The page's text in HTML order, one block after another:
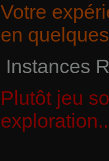
Votre
en
Instances
Plutôt jeu